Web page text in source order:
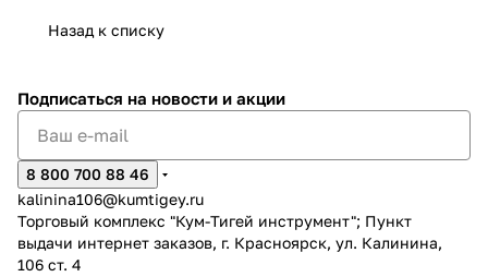
Назад к списку
Подписаться на новости и акции
8 800 700 88 46
kalinina106@kumtigey.ru
Торговый комплекс "Кум-Тигей инструмент"; Пункт
выдачи интернет заказов, г. Красноярск, ул. Калинина,
106 ст. 4
раз в 2 недели